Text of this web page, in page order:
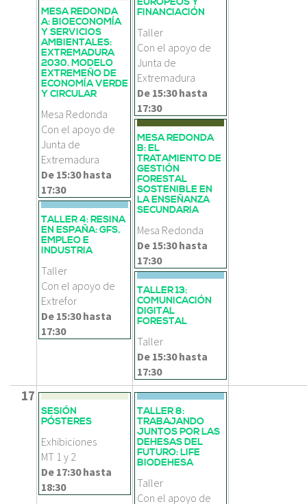
MESA REDONDA
A: BIOECONOMÍA
Y SERVICIOS
AMBIENTALES:
EXTREMADURA
2030. MODELO
EXTREMEÑO DE
ECONOMÍA VERDE
Y CIRCULAR
Mesa Redonda
Con el apoyo de
Junta de
Extremadura
De 15:30hasta
17:30
TALLER 4: RESINA
EN ESPAÑA: GFS,
EMPLEO E
INDUSTRIA
Taller
Con el apoyo de
Extrefor
De 15:30hasta
17:30
FINANCIACIÓN
Taller
Con el apoyo de
Junta de
Extremadura
De 15:30hasta
17:30
MESA REDONDA
B: EL
TRATAMIENTO DE
GESTIÓN
FORESTAL
SOSTENIBLE EN
LA ENSEÑANZA
SECUNDARIA
Mesa Redonda
De 15:30hasta
17:30
TALLER 13:
COMUNICACIÓN
DIGITAL
FORESTAL
Taller
De 15:30hasta
17:30
17
SESIÓN
PÓSTERES
Exhibiciones
MT 1 y 2
De 17:30hasta
18:30
TALLER 8:
TRABAJANDO
JUNTOS POR LAS
DEHESAS DEL
FUTURO: LIFE
BIODEHESA
Taller
Con el apoyo de